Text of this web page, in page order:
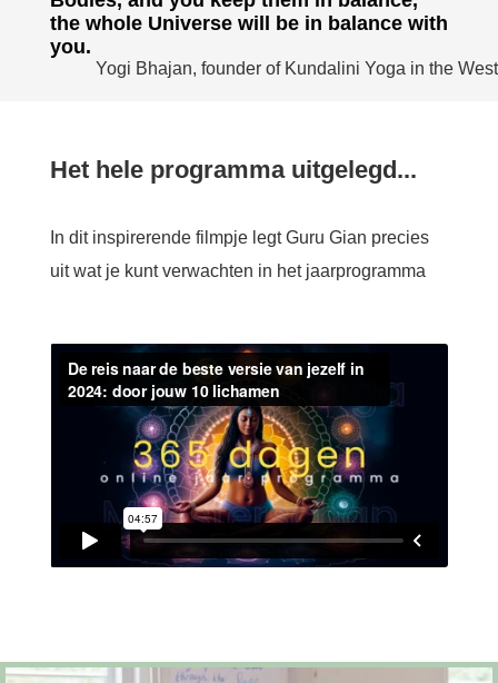
the whole Universe will be in balance with
you.
Yogi Bhajan, founder of Kundalini Yoga in the West
Het hele programma uitgelegd...
In dit inspirerende filmpje legt Guru Gian precies
uit wat je kunt verwachten in het jaarprogramma